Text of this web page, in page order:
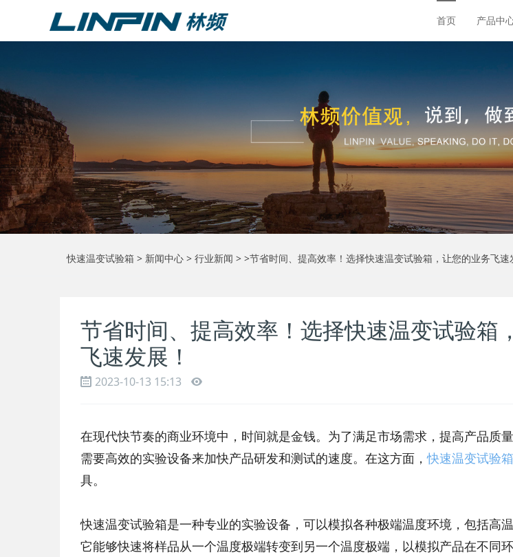
首页 产品中
快速温变试验箱 > 新闻中心 > 行业新闻 > >节省时间、提高效率！选择快速温变试验箱，让您的业务飞速
节省时间、提高效率！选择快速温变试验箱
飞速发展！
2023-10-13 15:13
在现代快节奏的商业环境中，时间就是金钱。为了满足市场需求，提高产品质
需要高效的实验设备来加快产品研发和测试的速度。在这方面，快速温变试验箱
具。
快速温变试验箱是一种专业的实验设备，可以模拟各种极端温度环境，包括高温
它能够快速将样品从一个温度极端转变到另一个温度极端，以模拟产品在不同